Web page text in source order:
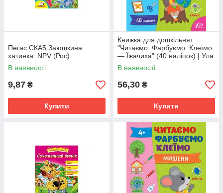
Пегас СКА5 Заюшкина
хатинка. NPV (Рос)
В наявності
9,87 ₴
Купити
Книжка для дошкільнят
"Читаємо. Фарбуємо. Клеїмо
— Їжачиха" (40 наліпок) | Ула
В наявності
56,30 ₴
Купити